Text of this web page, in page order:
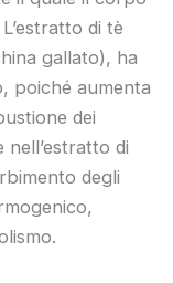
di tè
gallato), ha
poiché aumenta
dei
di
degli